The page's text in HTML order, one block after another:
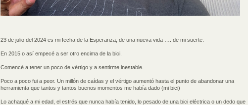
23 de julio del 2024 es mi fecha de la Esperanza, de una nueva vida …. de mi suerte.
En 2015 o así empecé a ser otro encima de la bici.
Comencé a tener un poco de vértigo y a sentirme inestable.
Poco a poco fui a peor. Un millón de caídas y el vértigo aumentó hasta el punto de abandonar una
herramienta que tantos y tantos buenos momentos me había dado (mi bici)
Lo achaqué a mi edad, el estrés que nunca había tenido, lo pesado de una bici eléctrica o un dedo que